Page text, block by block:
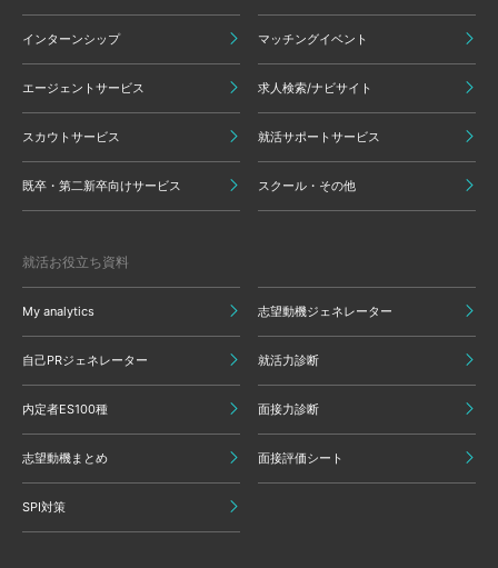
インターンシップ マッチングイベント
エージェントサービス 求人検索/ナビサイト
スカウトサービス 就活サポートサービス
既卒・第二新卒向けサービス スクール・その他
就活お役立ち資料
My analytics 志望動機ジェネレーター
自己PRジェネレーター 就活力診断
内定者ES100種 面接力診断
志望動機まとめ 面接評価シート
SPI対策